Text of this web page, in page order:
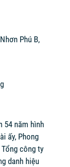
Phú B,
54 năm hình
ấy, Phong
công ty
danh hiệu